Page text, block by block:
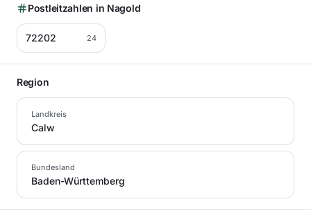
Postleitzahlen in Nagold
72202 24
Region
Landkreis
Calw
Bundesland
Baden-Württemberg